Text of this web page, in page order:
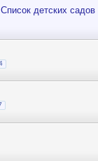
детских